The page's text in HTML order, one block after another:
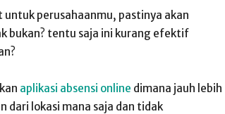
perusahaanmu, pastinya akan
bukan? tentu saja ini kurang efektif
aplikasi absensi online dimana jauh lebih
dari lokasi mana saja dan tidak